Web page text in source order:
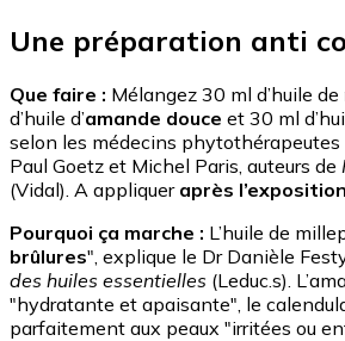
Une préparation anti
Que faire : Mélangez 30 ml d’huile de
d’huile d’amande douce et 30 ml
selon les médecins phytothérapeutes
Paul Goetz et Michel Paris, auteurs de
(Vidal). A appliquer après l’exposition
Pourquoi ça marche : L’huile de
brûlures", explique le Dr Danièle
des huiles essentielles (Leduc.s).
"hydratante et apaisante", le
parfaitement aux peaux "irritées ou